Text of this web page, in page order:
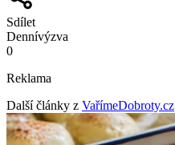
Sdílet
Dennívýzva
0
Reklama
Další články z VařímeDobroty.cz